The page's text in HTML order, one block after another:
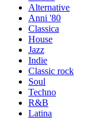
Alternative
Anni '80
Classica
House
Jazz
Indie
Classic rock
Soul
Techno
R&B
Latina